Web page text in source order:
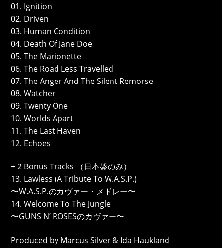
01. Ignition
02. Driven
03. Human Condition
04. Death Of Jane Doe
05. The Marionette
06. The Road Less Travelled
07. The Anger And The Silent Remorse
08. Watcher
09. Twenty One
10. Worlds Apart
11. The Last Haven
12. Echoes
+ 2 Bonus Tracks （日本盤のみ）
13. Lawless (A Tribute To W.A.S.P.)
〜W.A.S.P.のカヴァー・メドレー〜
14. Welcome To The Jungle
〜GUNS N’ ROSESのカヴァー〜
Produced by Marcus Silver & Ida Haukland